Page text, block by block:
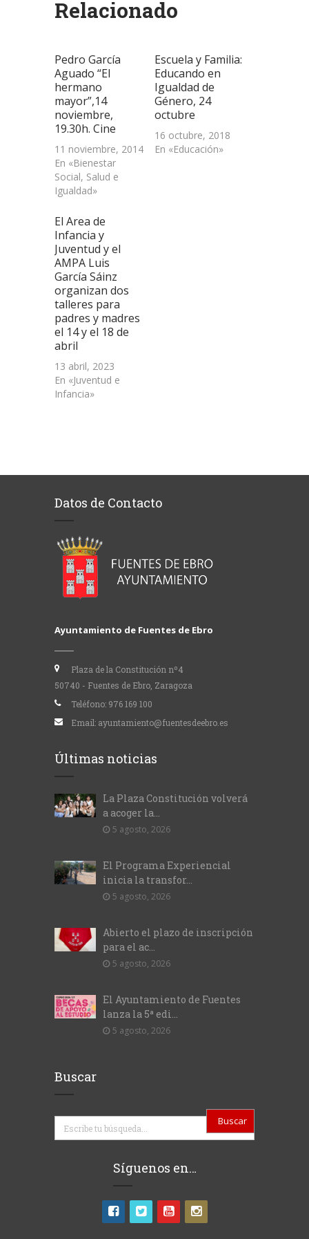
en
una
en
una
en
una
en
una
ventana
nueva)
Relacionado
Pedro García
Aguado “El
hermano
mayor”,14
noviembre,
19.30h. Cine
11 noviembre, 2014
En «Bienestar
Social, Salud e
Igualdad»
Escuela y Familia:
Educando en
Igualdad de
Género, 24
octubre
16 octubre, 2018
En «Educación»
El Area de
Infancia y
Juventud y el
AMPA Luis
García Sáinz
organizan dos
talleres para
padres y madres
el 14 y el 18 de
abril
13 abril, 2023
En «Juventud e
Infancia»
Datos de Contacto
Ayuntamiento de Fuentes de Ebro
Plaza de la Constitución nº4
50740 - Fuentes de Ebro, Zaragoza
Teléfono: 976 169 100
Email: ayuntamiento@fuentesdeebro.es
Últimas noticias
La Plaza Constitución volverá
a acoger la...
5 agosto, 2026
El Programa Experiencial
inicia la transfor...
5 agosto, 2026
Abierto el plazo de inscripción
para el ac...
5 agosto, 2026
El Ayuntamiento de Fuentes
lanza la 5ª edi...
5 agosto, 2026
Buscar
Buscar
Síguenos en…